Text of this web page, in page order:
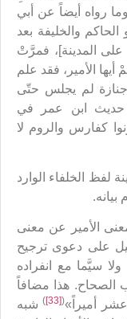
رواه أيضاً عن أبي
والخليفة بعد
على المدينة]، فمرَّتْ
الأمير، فقد علم
جنازة لم يجلس حتّى
حديث ابن عمر في
كفارس والروم لا
لفظ الخلفاء الوارد
معنى الأمير عن معنى
على دعوى ترجيح
سيَّما مع انفراده
الصحاح. هذا مضافاً
أميراً»(
[33]
)شبه